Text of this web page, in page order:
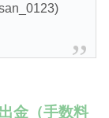
金（手数料